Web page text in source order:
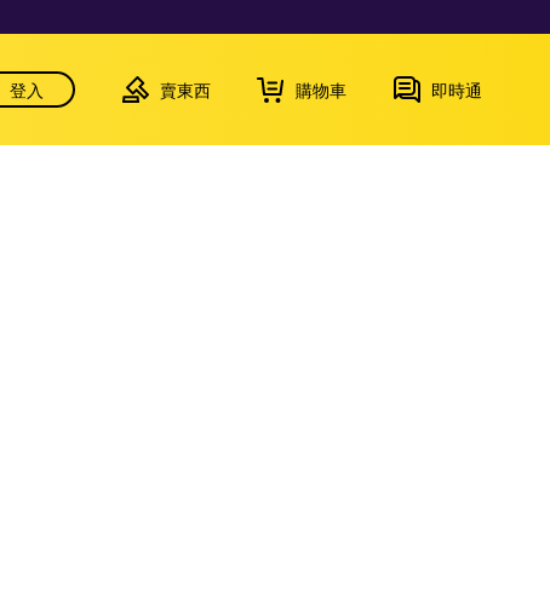
登入 賣東西 購物車 即時通